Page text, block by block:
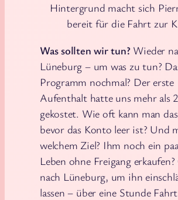
Hintergrund macht sich
bereit für die Fahrt zur
Was sollten wir tun?Wieder
Lüneburg – um was zu tun?
Programm nochmal? Der erste
Aufenthalt hatte uns mehr als
gekostet. Wie oft kann man
bevor das Konto leer ist? Und
welchem Ziel? Ihm noch ein
Leben ohne Freigang
nach Lüneburg, um ihn
lassen – über eine Stunde